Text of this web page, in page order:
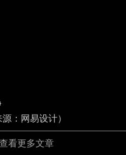
：网易设计）
看更多文章